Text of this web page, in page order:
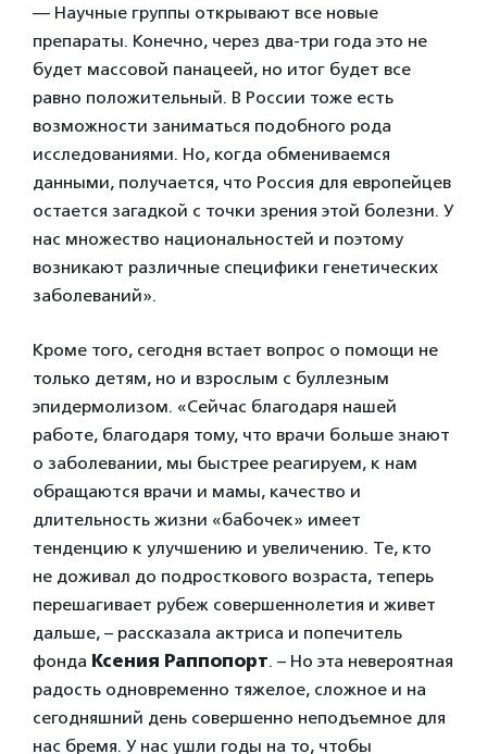
— Научные группы открывают все новые
препараты. Конечно, через два-три года это не
будет массовой панацеей, но итог будет все
равно положительный. В России тоже есть
возможности заниматься подобного рода
исследованиями. Но, когда обмениваемся
данными, получается, что Россия для европейцев
остается загадкой с точки зрения этой болезни. У
нас множество национальностей и поэтому
возникают различные специфики генетических
заболеваний».
Кроме того, сегодня встает вопрос о помощи не
только детям, но и взрослым с буллезным
эпидермолизом. «Сейчас благодаря нашей
работе, благодаря тому, что врачи больше знают
о заболевании, мы быстрее реагируем, к нам
обращаются врачи и мамы, качество и
длительность жизни «бабочек» имеет
тенденцию к улучшению и увеличению. Те, кто
не доживал до подросткового возраста, теперь
перешагивает рубеж совершеннолетия и живет
дальше, – рассказала актриса и попечитель
фонда Ксения Раппопорт. – Но эта невероятная
радость одновременно тяжелое, сложное и на
сегодняшний день совершенно неподъемное для
нас бремя. У нас ушли годы на то, чтобы